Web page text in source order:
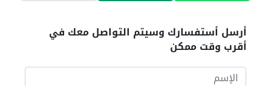
أرسل أستفسارك وسيتم التواصل معك في
أقرب وقت ممكن